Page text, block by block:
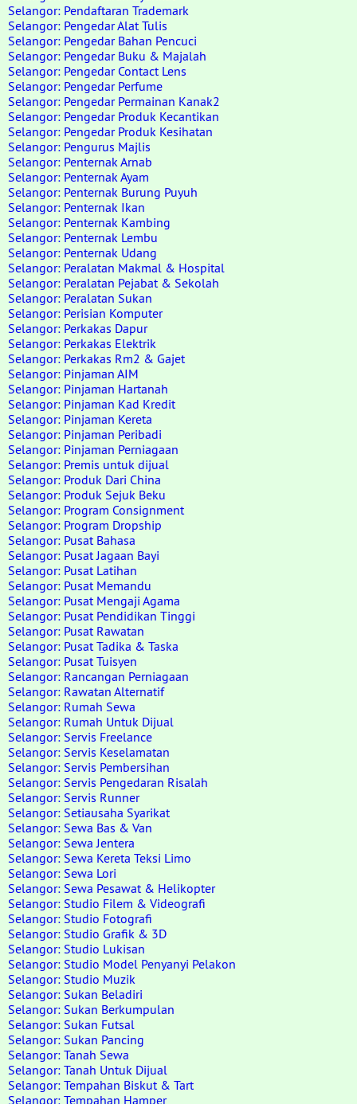
Selangor: Pendaftaran Trademark
Selangor: Pengedar Alat Tulis
Selangor: Pengedar Bahan Pencuci
Selangor: Pengedar Buku & Majalah
Selangor: Pengedar Contact Lens
Selangor: Pengedar Perfume
Selangor: Pengedar Permainan Kanak2
Selangor: Pengedar Produk Kecantikan
Selangor: Pengedar Produk Kesihatan
Selangor: Pengurus Majlis
Selangor: Penternak Arnab
Selangor: Penternak Ayam
Selangor: Penternak Burung Puyuh
Selangor: Penternak Ikan
Selangor: Penternak Kambing
Selangor: Penternak Lembu
Selangor: Penternak Udang
Selangor: Peralatan Makmal & Hospital
Selangor: Peralatan Pejabat & Sekolah
Selangor: Peralatan Sukan
Selangor: Perisian Komputer
Selangor: Perkakas Dapur
Selangor: Perkakas Elektrik
Selangor: Perkakas Rm2 & Gajet
Selangor: Pinjaman AIM
Selangor: Pinjaman Hartanah
Selangor: Pinjaman Kad Kredit
Selangor: Pinjaman Kereta
Selangor: Pinjaman Peribadi
Selangor: Pinjaman Perniagaan
Selangor: Premis untuk dijual
Selangor: Produk Dari China
Selangor: Produk Sejuk Beku
Selangor: Program Consignment
Selangor: Program Dropship
Selangor: Pusat Bahasa
Selangor: Pusat Jagaan Bayi
Selangor: Pusat Latihan
Selangor: Pusat Memandu
Selangor: Pusat Mengaji Agama
Selangor: Pusat Pendidikan Tinggi
Selangor: Pusat Rawatan
Selangor: Pusat Tadika & Taska
Selangor: Pusat Tuisyen
Selangor: Rancangan Perniagaan
Selangor: Rawatan Alternatif
Selangor: Rumah Sewa
Selangor: Rumah Untuk Dijual
Selangor: Servis Freelance
Selangor: Servis Keselamatan
Selangor: Servis Pembersihan
Selangor: Servis Pengedaran Risalah
Selangor: Servis Runner
Selangor: Setiausaha Syarikat
Selangor: Sewa Bas & Van
Selangor: Sewa Jentera
Selangor: Sewa Kereta Teksi Limo
Selangor: Sewa Lori
Selangor: Sewa Pesawat & Helikopter
Selangor: Studio Filem & Videografi
Selangor: Studio Fotografi
Selangor: Studio Grafik & 3D
Selangor: Studio Lukisan
Selangor: Studio Model Penyanyi Pelakon
Selangor: Studio Muzik
Selangor: Sukan Beladiri
Selangor: Sukan Berkumpulan
Selangor: Sukan Futsal
Selangor: Sukan Pancing
Selangor: Tanah Sewa
Selangor: Tanah Untuk Dijual
Selangor: Tempahan Biskut & Tart
Selangor: Tempahan Hamper